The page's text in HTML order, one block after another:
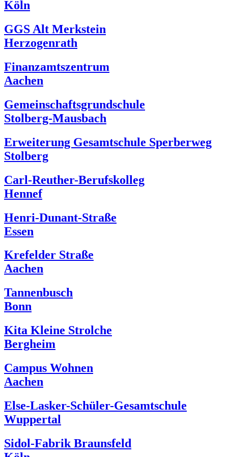
Köln
GGS Alt Merkstein
Herzogenrath
Finanzamtszentrum
Aachen
Gemeinschaftsgrundschule
Stolberg-Mausbach
Erweiterung Gesamtschule Sperberweg
Stolberg
Carl-Reuther-Berufskolleg
Hennef
Henri-Dunant-Straße
Essen
Krefelder Straße
Aachen
Tannenbusch
Bonn
Kita Kleine Strolche
Bergheim
Campus Wohnen
Aachen
Else-Lasker-Schüler-Gesamtschule
Wuppertal
Sidol-Fabrik Braunsfeld